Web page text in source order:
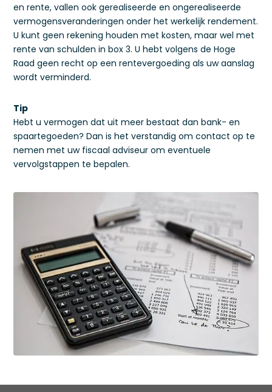
en rente, vallen ook gerealiseerde en ongerealiseerde
vermogensveranderingen onder het werkelijk rendement.
U kunt geen rekening houden met kosten, maar wel met
rente van schulden in box 3. U hebt volgens de Hoge
Raad geen recht op een rentevergoeding als uw aanslag
wordt verminderd.
Tip
Hebt u vermogen dat uit meer bestaat dan bank- en
spaartegoeden? Dan is het verstandig om contact op te
nemen met uw fiscaal adviseur om eventuele
vervolgstappen te bepalen.